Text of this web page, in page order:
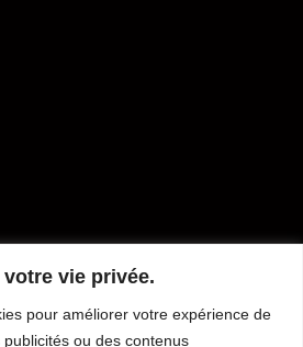
vie privée.
pour améliorer votre expérience de
ou des contenus